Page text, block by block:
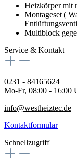
Heizkörper mit
Montageset (
Multiblock
Service & Kontakt
0231 - 84165624
Mo-Fr, 08:00 - 16:00
info@westheiztec.de
Kontaktformular
Schnellzugriff